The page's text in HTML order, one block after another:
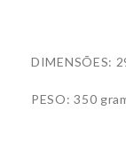
DIMENSÕES:
PESO: 350